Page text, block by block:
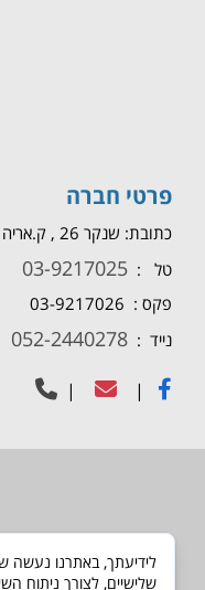
פרטי חברה
כתובת: שנקר 26 , ק.אריה פ"ת
טל : 03-9217025
פקס : 03-9217026
נייד : 052-2440278
|
|
שלישיים, לצורך ניתוח